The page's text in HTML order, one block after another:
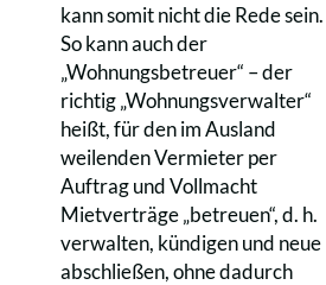
kann somit nicht die Rede sein.
So kann auch der
„Wohnungsbetreuer“ – der
richtig „Wohnungsverwalter“
heißt, für den im Ausland
weilenden Vermieter per
Auftrag und Vollmacht
Mietverträge „betreuen“, d. h.
verwalten, kündigen und neue
abschließen, ohne dadurch